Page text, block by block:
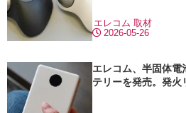
2026-05-26
エレコム 取材
エレコム、半固体電
テリーを発売。発